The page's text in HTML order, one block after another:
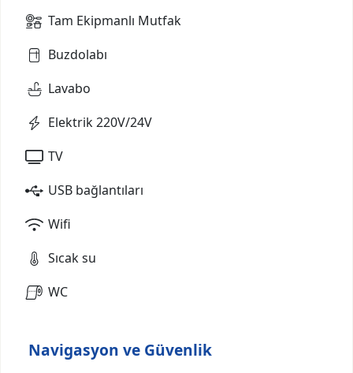
Tam Ekipmanlı Mutfak
Buzdolabı
Lavabo
Elektrik 220V/24V
TV
USB bağlantıları
Wifi
Sıcak su
WC
Navigasyon ve Güvenlik